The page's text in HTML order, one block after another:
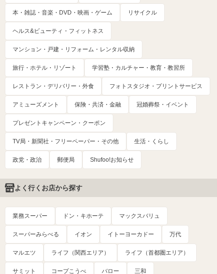
本・雑誌・音楽・DVD・映画・ゲーム リサイクル
ヘルス&ビューティ・フィットネス
マンション・戸建・リフォーム・レンタル収納
旅行・ホテル・リゾート 学習塾・カルチャー・教育・教習所
レストラン・デリバリー・外食 フォトスタジオ・プリントサービス
アミューズメント 保険・共済・金融 冠婚葬祭・イベント
プレゼントキャンペーン・クーポン
TV局・新聞社・フリーペーパー・その他 生活・くらし
政党・政治 郵便局 Shufoo!お知らせ
よく行くお店から探す
業務スーパー ドン・キホーテ マックスバリュ
スーパーみらべる イオン イトーヨーカドー 万代
マルエツ ライフ（関西エリア） ライフ（首都圏エリア）
サミット コープこうべ バロー 三和